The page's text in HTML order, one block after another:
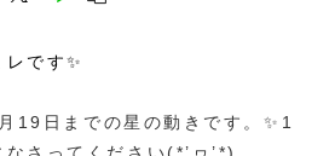
です✨
19日までの星の動きです。✨1